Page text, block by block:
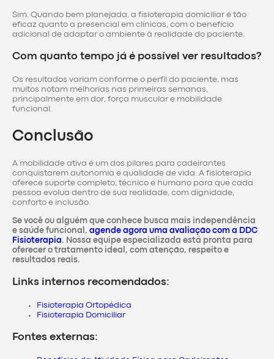
Sim. Quando bem planejada, a fisioterapia domiciliar é tão
eficaz quanto a presencial em clínicas, com o benefício
adicional de adaptar o ambiente à realidade do paciente.
Com quanto tempo já é possível ver resultados?
Os resultados variam conforme o perfil do paciente, mas
muitos notam melhorias nas primeiras semanas,
principalmente em dor, força muscular e mobilidade
funcional.
Conclusão
A mobilidade ativa é um dos pilares para cadeirantes
conquistarem autonomia e qualidade de vida. A fisioterapia
oferece suporte completo, técnico e humano para que cada
pessoa evolua dentro de sua realidade, com dignidade,
conforto e inclusão.
Se você ou alguém que conhece busca mais independência
e saúde funcional, agende agora uma avaliação com a DDC
Fisioterapia . Nossa equipe especializada está pronta para
oferecer o tratamento ideal, com atenção, respeito e
resultados reais.
Links internos recomendados:
Fisioterapia Ortopédica
Fisioterapia Domiciliar
Fontes externas: